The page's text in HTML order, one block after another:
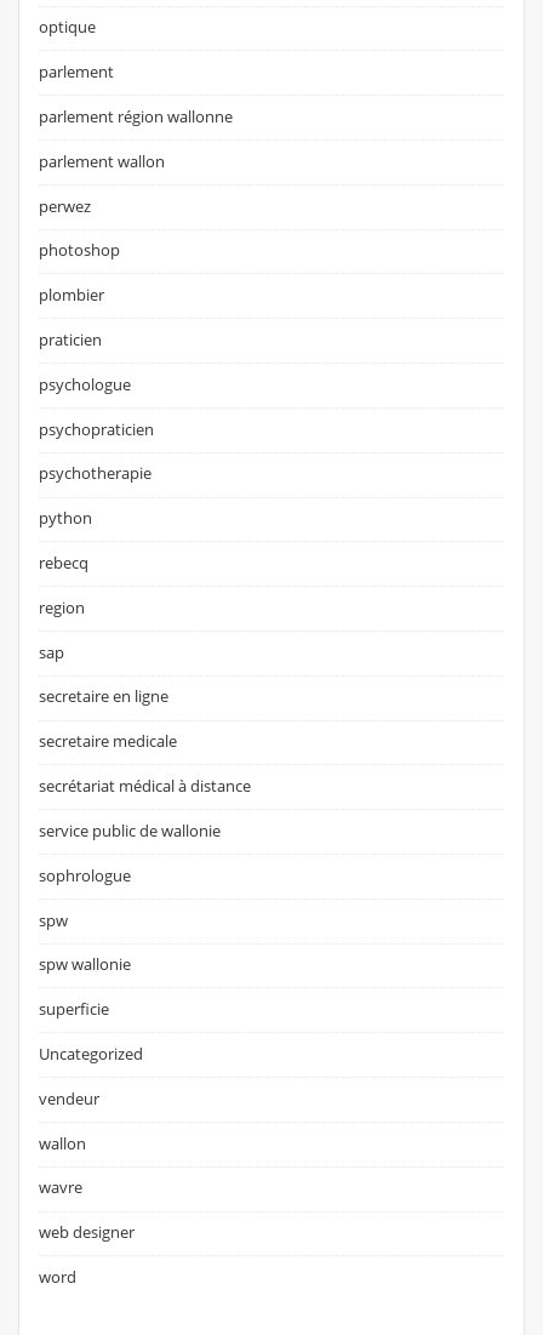
optique
parlement
parlement région wallonne
parlement wallon
perwez
photoshop
plombier
praticien
psychologue
psychopraticien
psychotherapie
python
rebecq
region
sap
secretaire en ligne
secretaire medicale
secrétariat médical à distance
service public de wallonie
sophrologue
spw
spw wallonie
superficie
Uncategorized
vendeur
wallon
wavre
web designer
word